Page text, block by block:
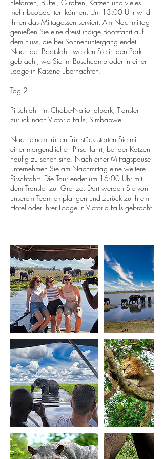
Elefanten, Büffel, Giraffen, Katzen und vieles
mehr beobachten können. Um 13:00 Uhr wird
Ihnen das Mittagessen serviert. Am Nachmittag
genießen Sie eine dreistündige Bootsfahrt auf
dem Fluss, die bei Sonnenuntergang endet.
Nach der Bootsfahrt werden Sie in den Park
gebracht, wo Sie im Buschcamp oder in einer
Lodge in Kasane übernachten.
Tag 2
Pirschfahrt im Chobe-Nationalpark, Transfer
zurück nach Victoria Falls, Simbabwe
Nach einem frühen Frühstück starten Sie mit
einer morgendlichen Pirschfahrt, bei der Katzen
häufig zu sehen sind. Nach einer Mittagspause
unternehmen Sie am Nachmittag eine weitere
Pirschfahrt. Die Tour endet um 16:00 Uhr mit
dem Transfer zur Grenze. Dort werden Sie von
unserem Team empfangen und zurück zu Ihrem
Hotel oder Ihrer Lodge in Victoria Falls gebracht.